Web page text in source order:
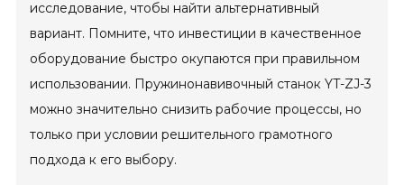
исследование, чтобы найти альтернативный
вариант. Помните, что инвестиции в качественное
оборудование быстро окупаются при правильном
использовании. Пружинонавивочный станок YT-ZJ-3
можно значительно снизить рабочие процессы, но
только при условии решительного грамотного
подхода к его выбору.